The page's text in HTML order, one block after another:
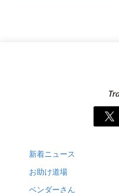
新着ニュース
お助け道場
ベンダーさん